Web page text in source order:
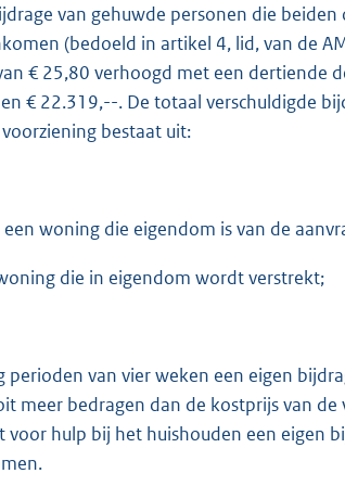
van gehuwde personen die beiden
(bedoeld in artikel 4, lid, van de
€ 25,80 verhoogd met een dertiende
€ 22.319,--. De totaal verschuldigde
bestaat uit:
woning die eigendom is van de
die in eigendom wordt verstrekt;
van vier weken een eigen
meer bedragen dan de kostprijs van de
hulp bij het huishouden een eigen